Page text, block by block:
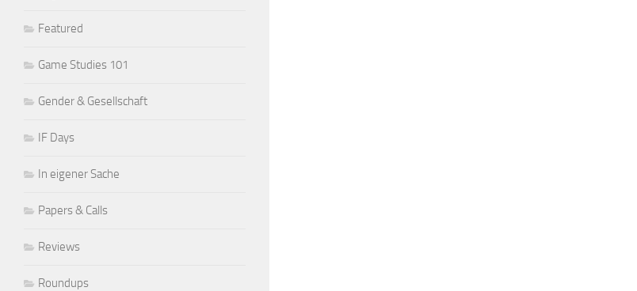
Featured
Game Studies 101
Gender & Gesellschaft
IF Days
In eigener Sache
Papers & Calls
Reviews
Roundups